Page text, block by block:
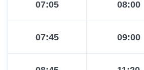
18:00
18:45
07:05 08:00
07:45 09:00